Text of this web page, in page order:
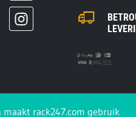
rack247.com gebruik